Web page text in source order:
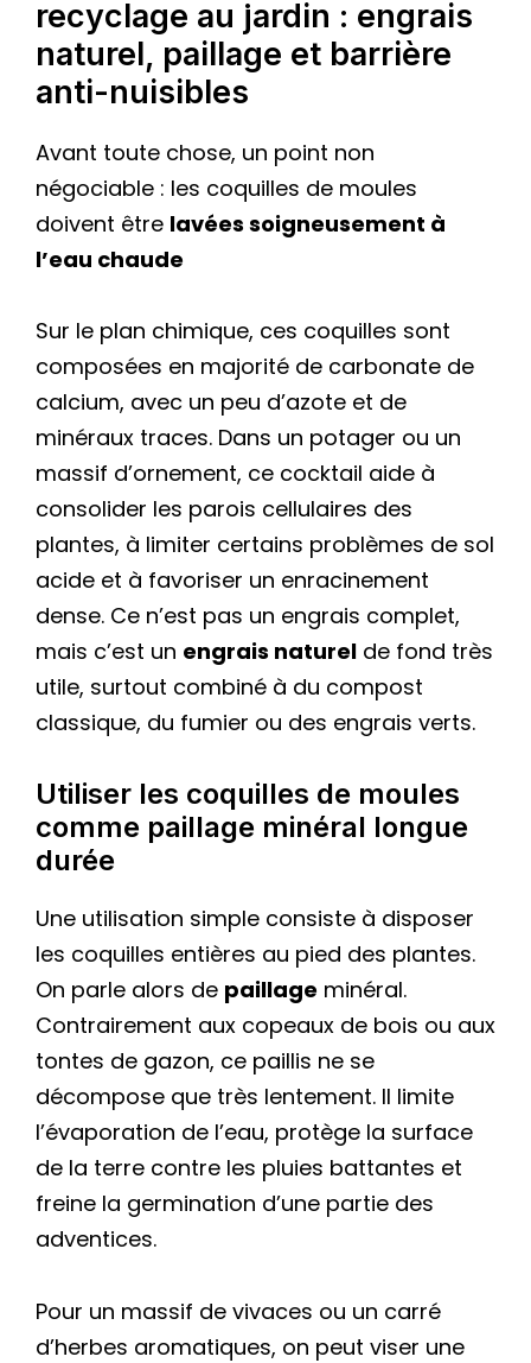
recyclage au jardin : engrais
naturel, paillage et barrière
anti-nuisibles
Avant toute chose, un point non
négociable : les coquilles de moules
doivent être lavées soigneusement à
l’eau chaude
Sur le plan chimique, ces coquilles sont
composées en majorité de carbonate de
calcium, avec un peu d’azote et de
minéraux traces. Dans un potager ou un
massif d’ornement, ce cocktail aide à
consolider les parois cellulaires des
plantes, à limiter certains problèmes de sol
acide et à favoriser un enracinement
dense. Ce n’est pas un engrais complet,
mais c’est un engrais naturel de fond très
utile, surtout combiné à du compost
classique, du fumier ou des engrais verts.
Utiliser les coquilles de moules
comme paillage minéral longue
durée
Une utilisation simple consiste à disposer
les coquilles entières au pied des plantes.
On parle alors de paillage minéral.
Contrairement aux copeaux de bois ou aux
tontes de gazon, ce paillis ne se
décompose que très lentement. Il limite
l’évaporation de l’eau, protège la surface
de la terre contre les pluies battantes et
freine la germination d’une partie des
adventices.
Pour un massif de vivaces ou un carré
d’herbes aromatiques, on peut viser une